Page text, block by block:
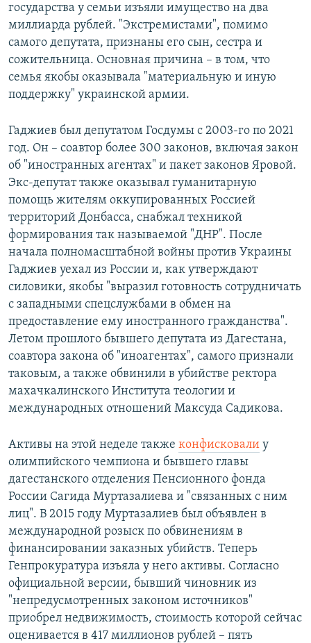
государства у семьи изъяли имущество на два
миллиарда рублей. "Экстремистами", помимо
самого депутата, признаны его сын, сестра и
сожительница. Основная причина – в том, что
семья якобы оказывала "материальную и иную
поддержку" украинской армии.
Гаджиев был депутатом Госдумы с 2003-го по 2021
год. Он – соавтор более 300 законов, включая закон
об "иностранных агентах" и пакет законов Яровой.
Экс-депутат также оказывал гуманитарную
помощь жителям оккупированных Россией
территорий Донбасса, снабжал техникой
формирования так называемой "ДНР". После
начала полномасштабной войны против Украины
Гаджиев уехал из России и, как утверждают
силовики, якобы "выразил готовность сотрудничать
с западными спецслужбами в обмен на
предоставление ему иностранного гражданства".
Летом прошлого бывшего депутата из Дагестана,
соавтора закона об "иноагентах", самого признали
таковым, а также обвинили в убийстве ректора
махачкалинского Института теологии и
международных отношений Максуда Садикова.
Активы на этой неделе также конфисковали у
олимпийского чемпиона и бывшего главы
дагестанского отделения Пенсионного фонда
России Сагида Муртазалиева и "связанных с ним
лиц". В 2015 году Муртазалиев был объявлен в
международной розыск по обвинениям в
финансировании заказных убийств. Теперь
Генпрокуратура изъяла у него активы. Согласно
официальной версии, бывший чиновник из
"непредусмотренных законом источников"
приобрел недвижимость, стоимость которой сейчас
оценивается в 417 миллионов рублей – пять